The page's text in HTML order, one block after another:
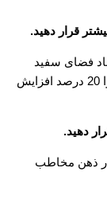
فضای سفید
خوبی می شود، بدین ترتیب درک مخاطب از محتوا 20 درصد افزایش
در ذهن مخاطب